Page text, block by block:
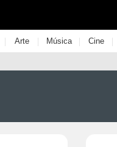
| Arte | Música | Cine |